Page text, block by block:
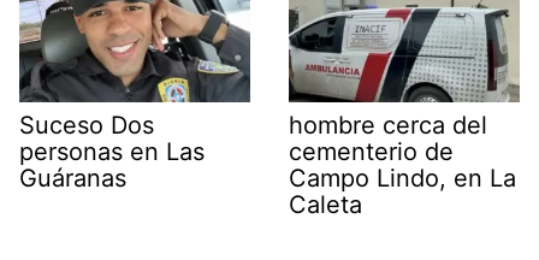
Suceso Dos
personas en Las
Guáranas
hombre cerca del
cementerio de
Campo Lindo, en La
Caleta